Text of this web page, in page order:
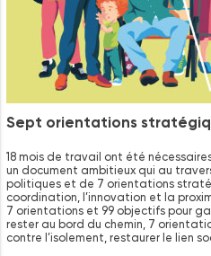
Sept orientations
18 mois de travail ont été
un document ambitieux qui au
politiques et de 7 orientations
coordination, l’innovation et la
7 orientations et 99 objectifs pour
rester au bord du chemin, 7
contre l’isolement, restaurer le lien